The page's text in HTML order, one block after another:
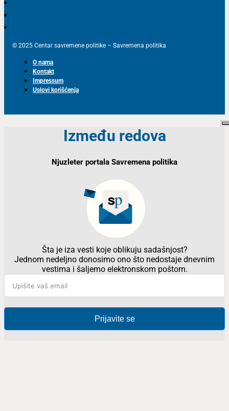
© 2025 Centar savremene politike – Savremena politika
O nama
Kontakt
Impressum
Uslovi korišćenja
Između redova
Njuzleter portala Savremena politika
Šta je iza vesti koje oblikuju sadašnjost?
Jednom nedeljno donosimo ono što nedostaje dnevnim
vestima i šaljemo elektronskom poštom.
Prijavite se